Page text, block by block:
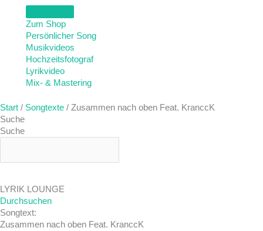
Zum Shop
Persönlicher Song
Musikvideos
Hochzeitsfotograf
Lyrikvideo
Mix- & Mastering
Start / Songtexte / Zusammen nach oben Feat. KranccK
Suche
Suche
LYRIK LOUNGE
Durchsuchen
Songtext:
Zusammen nach oben Feat. KranccK